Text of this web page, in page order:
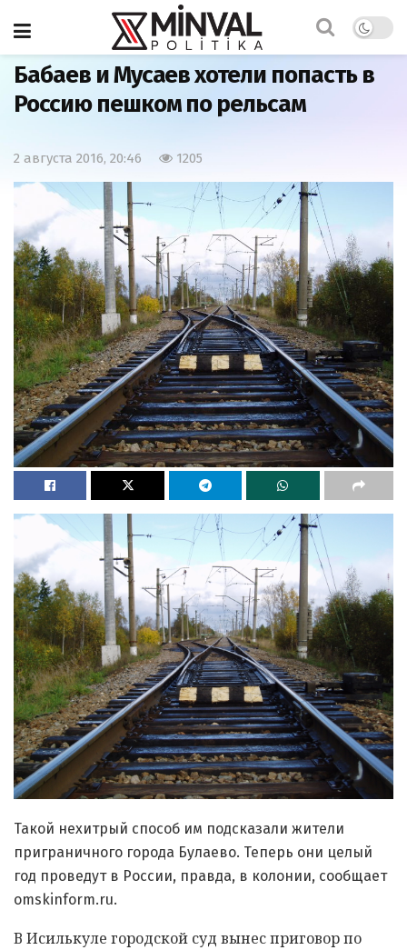
Главная Азербайджан
Бабаев и Мусаев хотели попасть в
Россию пешком по рельсам
2 августа 2016, 20:46 1205
Такой нехитрый способ им подсказали жители
приграничного города Булаево. Теперь они целый
год проведут в России, правда, в колонии, сообщает
omskinform.ru.
В Исилькуле городской суд вынес приговор по